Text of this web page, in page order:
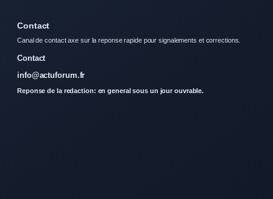
Contact
Canal de contact axe sur la reponse rapide pour signalements et corrections.
Contact
info@actuforum.fr
Reponse de la redaction: en general sous un jour ouvrable.